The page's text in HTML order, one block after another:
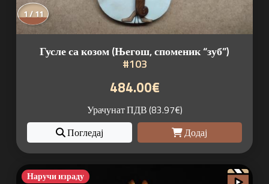
1 / 11
Гусле са козом (Његош, споменик “зуб”)
#103
484.00€
Урачунат ПДВ (83.97€)
Погледај
Додај
Наручи израду